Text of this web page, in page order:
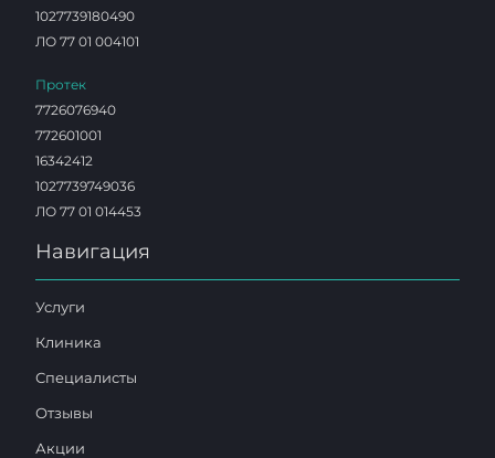
1027739180490
ЛО 77 01 004101
Протек
7726076940
772601001
16342412
1027739749036
ЛО 77 01 014453
Навигация
Услуги
Клиника
Специалисты
Отзывы
Акции